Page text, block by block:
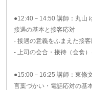
●12:40－14:50 講師：丸山
接遇の基本
- 接遇の意義をふまえた接客
- 上司の会合・接待（
●15:00－16:25 講師：東條
言葉づかい・電話応対の基